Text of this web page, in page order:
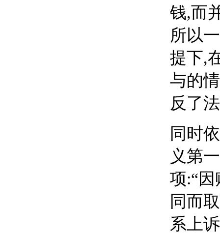
钱,而
所以
提下,
与的
反了
同时
义第
项:“
同而
系上